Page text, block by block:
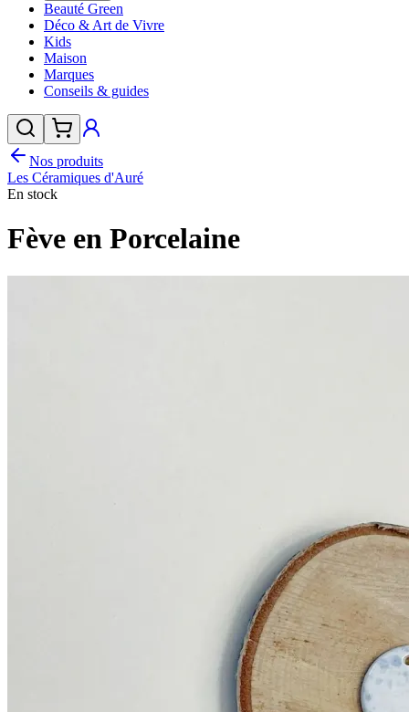
Beauté Green
Déco & Art de Vivre
Kids
Maison
Marques
Conseils & guides
Nos produits
Les Céramiques d'Auré
En stock
Fève en Porcelaine